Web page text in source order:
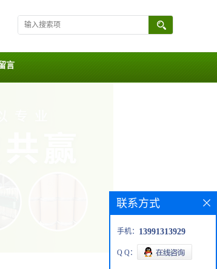
言
联系方式
手机： 13991313929
Q Q：